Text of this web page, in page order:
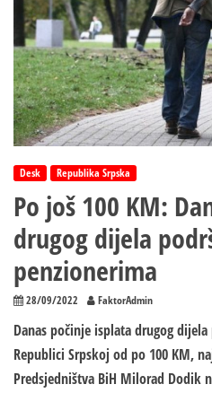
Desk Republika Srpska
Po još 100 KM:
drugog dijela
penzionerima
28/09/2022 FaktorAdmin
Danas počinje isplata drugog
Republici Srpskoj od po 100 KM,
Predsjedništva BiH Milorad Dodik